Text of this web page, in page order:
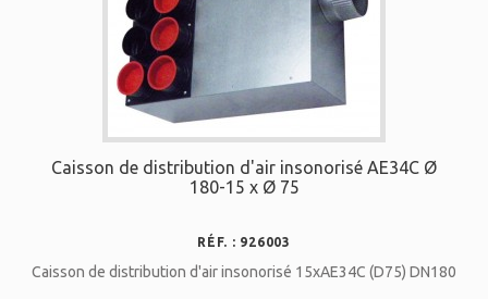
Caisson de distribution d'air insonorisé AE34C Ø
180-15 x Ø 75
RÉF. : 926003
Caisson de distribution d'air insonorisé 15xAE34C (D75) DN180